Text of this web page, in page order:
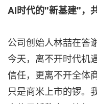
AI时代的"新基建"，
公司创始人林喆在答
今天，离不开时代机
信任，更离不开全体
只是商米上市的锣。